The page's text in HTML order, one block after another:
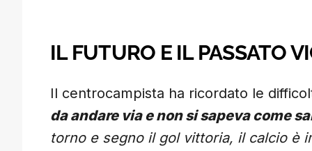
IL FUTURO E IL PASSATO
Il centrocampista ha ricordato le
da andare via e non si sapeva come
torno e segno il gol vittoria, il calcio è